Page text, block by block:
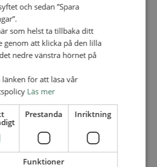
har skickas till
och församlingsanställda.
>
automatiskt anmäld till webbinariet
dig som ombud. Det behövs en
till webbinariet.
och sedan ”Spara
som helst ta tillbaka ditt
genom att klicka på den lilla
nedre vänstra hörnet på
länken för att läsa vår
Läs mer
Prestanda Inriktning
Funktioner